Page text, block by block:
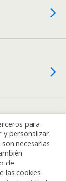
para
y personalizar
necesarias
de
las cookies